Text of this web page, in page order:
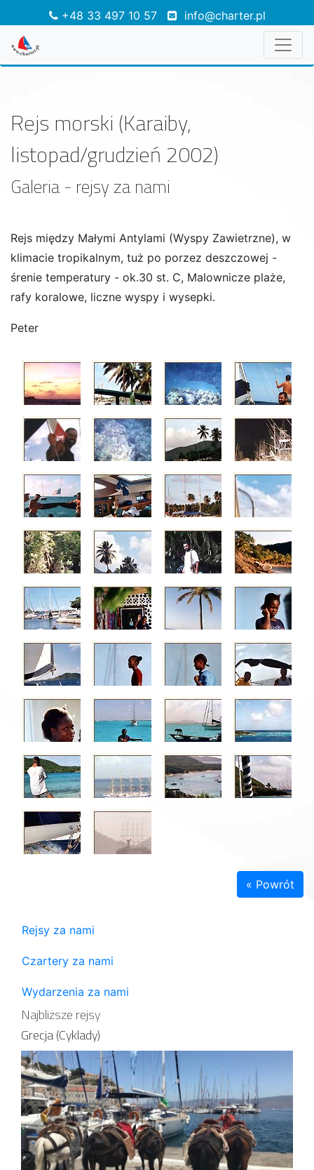
+48 33 497 10 57 info@charter.pl
Rejs morski (Karaiby,
listopad/grudzień 2002)
Galeria - rejsy za nami
Rejs między Małymi Antylami (Wyspy Zawietrzne), w
klimacie tropikalnym, tuż po porzez deszczowej -
śrenie temperatury - ok.30 st. C, Malownicze plaże,
rafy koralowe, liczne wyspy i wysepki.
Peter
« Powrót
Rejsy za nami
Czartery za nami
Wydarzenia za nami
Najbliższe rejsy
Grecja (Cyklady)